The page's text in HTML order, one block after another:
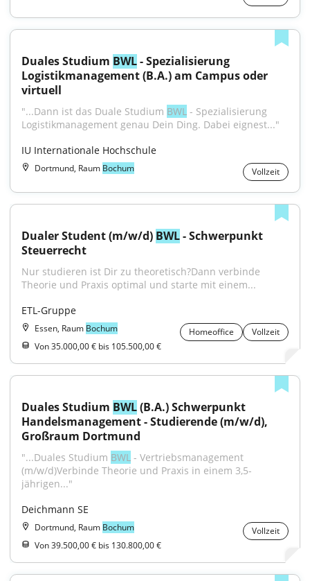
Duales Studium BWL - Spezialisierung
Logistikmanagement (B.A.) am Campus oder
virtuell
"...Dann ist das Duale Studium BWL - Spezialisierung
Logistikmanagement genau Dein Ding. Dabei eignest..."
IU Internationale Hochschule
Dortmund, Raum Bochum Vollzeit
Dualer Student (m/w/d) BWL - Schwerpunkt
Steuerrecht
Nur studieren ist Dir zu theoretisch?Dann verbinde
Theorie und Praxis optimal und starte mit einem...
ETL-Gruppe
Essen, Raum Bochum Homeoffice
Vollzeit
Von 35.000,00 € bis 105.500,00 €
Duales Studium BWL (B.A.) Schwerpunkt
Handelsmanagement - Studierende (m/w/d),
Großraum Dortmund
"...Duales Studium BWL - Vertriebsmanagement
(m/w/d)Verbinde Theorie und Praxis in einem 3,5-
jährigen..."
Deichmann SE
Dortmund, Raum Bochum
Vollzeit
Von 39.500,00 € bis 130.800,00 €